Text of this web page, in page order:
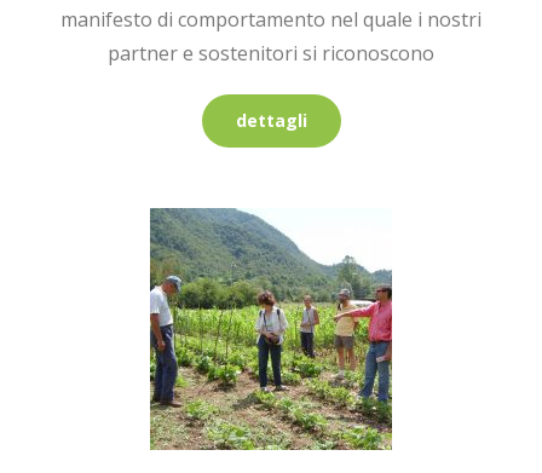
manifesto di comportamento nel quale i nostri
partner e sostenitori si riconoscono
dettagli